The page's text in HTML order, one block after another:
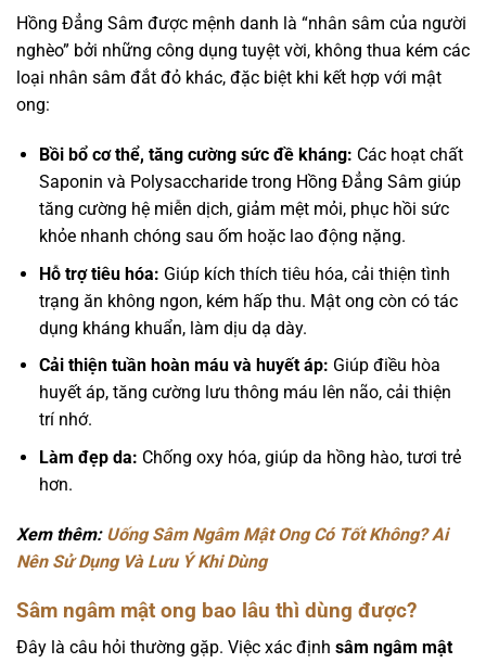
Hồng Đẳng Sâm được mệnh danh là “nhân sâm của người
nghèo” bởi những công dụng tuyệt vời, không thua kém các
loại nhân sâm đắt đỏ khác, đặc biệt khi kết hợp với mật
ong:
Bồi bổ cơ thể, tăng cường sức đề kháng: Các hoạt chất
Saponin và Polysaccharide trong Hồng Đẳng Sâm giúp
tăng cường hệ miễn dịch, giảm mệt mỏi, phục hồi sức
khỏe nhanh chóng sau ốm hoặc lao động nặng.
Hỗ trợ tiêu hóa: Giúp kích thích tiêu hóa, cải thiện tình
trạng ăn không ngon, kém hấp thu. Mật ong còn có tác
dụng kháng khuẩn, làm dịu dạ dày.
Cải thiện tuần hoàn máu và huyết áp: Giúp điều hòa
huyết áp, tăng cường lưu thông máu lên não, cải thiện
trí nhớ.
Làm đẹp da: Chống oxy hóa, giúp da hồng hào, tươi trẻ
hơn.
Xem thêm: Uống Sâm Ngâm Mật Ong Có Tốt Không? Ai
Nên Sử Dụng Và Lưu Ý Khi Dùng
Sâm ngâm mật ong bao lâu thì dùng được?
Đây là câu hỏi thường gặp. Việc xác định sâm ngâm mật